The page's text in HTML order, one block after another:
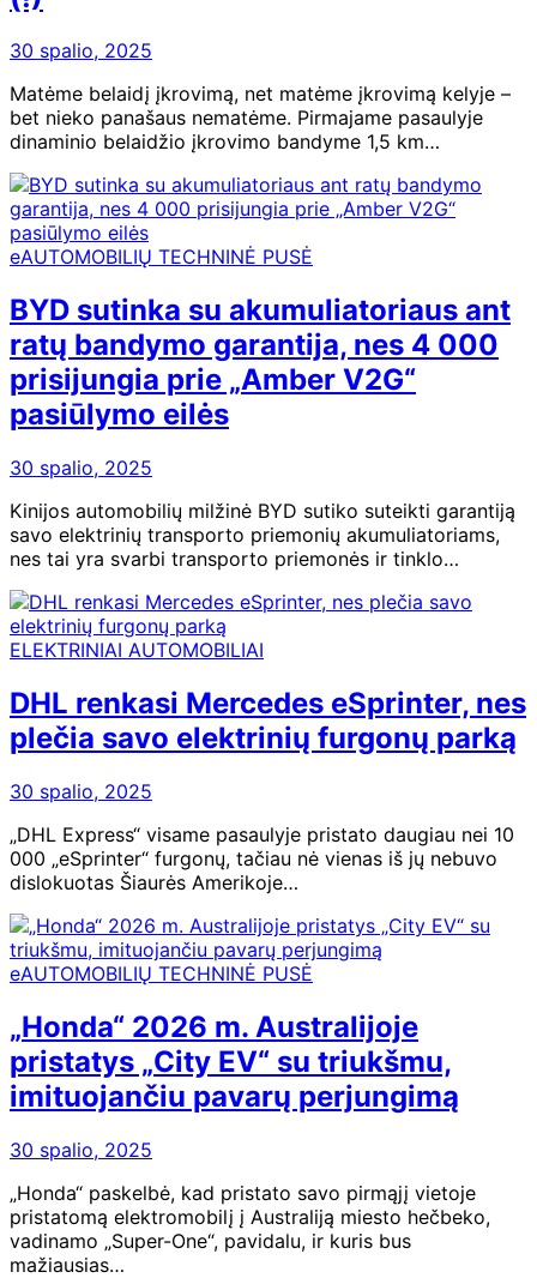
30 spalio, 2025
Matėme belaidį įkrovimą, net matėme įkrovimą kelyje –
bet nieko panašaus nematėme. Pirmajame pasaulyje
dinaminio belaidžio įkrovimo bandyme 1,5 km…
eAUTOMOBILIŲ TECHNINĖ PUSĖ
BYD sutinka su akumuliatoriaus ant
ratų bandymo garantija, nes 4 000
prisijungia prie „Amber V2G“
pasiūlymo eilės
30 spalio, 2025
Kinijos automobilių milžinė BYD sutiko suteikti garantiją
savo elektrinių transporto priemonių akumuliatoriams,
nes tai yra svarbi transporto priemonės ir tinklo…
ELEKTRINIAI AUTOMOBILIAI
DHL renkasi Mercedes eSprinter, nes
plečia savo elektrinių furgonų parką
30 spalio, 2025
„DHL Express“ visame pasaulyje pristato daugiau nei 10
000 „eSprinter“ furgonų, tačiau nė vienas iš jų nebuvo
dislokuotas Šiaurės Amerikoje…
eAUTOMOBILIŲ TECHNINĖ PUSĖ
„Honda“ 2026 m. Australijoje
pristatys „City EV“ su triukšmu,
imituojančiu pavarų perjungimą
30 spalio, 2025
„Honda“ paskelbė, kad pristato savo pirmąjį vietoje
pristatomą elektromobilį į Australiją miesto hečbeko,
vadinamo „Super-One“, pavidalu, ir kuris bus
mažiausias…